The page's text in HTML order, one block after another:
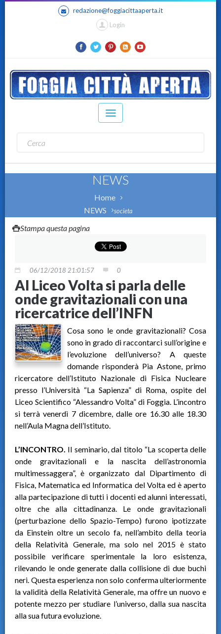
redazione@foggiacittaaperta.it
Login
NEWS
Home
NEWS
societa
Stampa questa pagina
06/12/2018 21:01:57 0
Al Liceo Volta si parla delle
onde gravitazionali con una
ricercatrice dell’INFN
Cosa sono le onde gravitazionali? Cosa
sono in grado di raccontarci sull’origine e
l’evoluzione dell’universo? A queste
domande risponderà Pia Astone, primo
ricercatore dell’Istituto Nazionale di Fisica Nucleare
presso l’Università “La Sapienza” di Roma, ospite del
Liceo Scientifico “Alessandro Volta” di Foggia. L’incontro
si terrà venerdì 7 dicembre, dalle ore 16.30 alle 18.30
nell’Aula Magna dell’Istituto.
L’INCONTRO. Il seminario, dal titolo “La scoperta delle
onde gravitazionali e la nascita dell’astronomia
multimessaggera”, è organizzato dal Dipartimento di
Fisica, Matematica ed Informatica del Volta ed è aperto
alla partecipazione di tutti i docenti ed alunni interessati,
oltre che alla cittadinanza. Le onde gravitazionali
(perturbazione dello Spazio-Tempo) furono ipotizzate
da Einstein oltre un secolo fa, nell’ambito della teoria
della Relatività Generale, ma solo nel 2015 è stato
possibile verificare sperimentale la loro esistenza,
rilevando le onde generate dalla collisione di due buchi
neri. Questa esperienza non solo conferma ulteriormente
la validità della Relatività Generale, ma offre un nuovo e
potente mezzo per studiare l’universo, dalla sua nascita
alla sua futura evoluzione.